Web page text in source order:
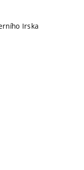
Irska